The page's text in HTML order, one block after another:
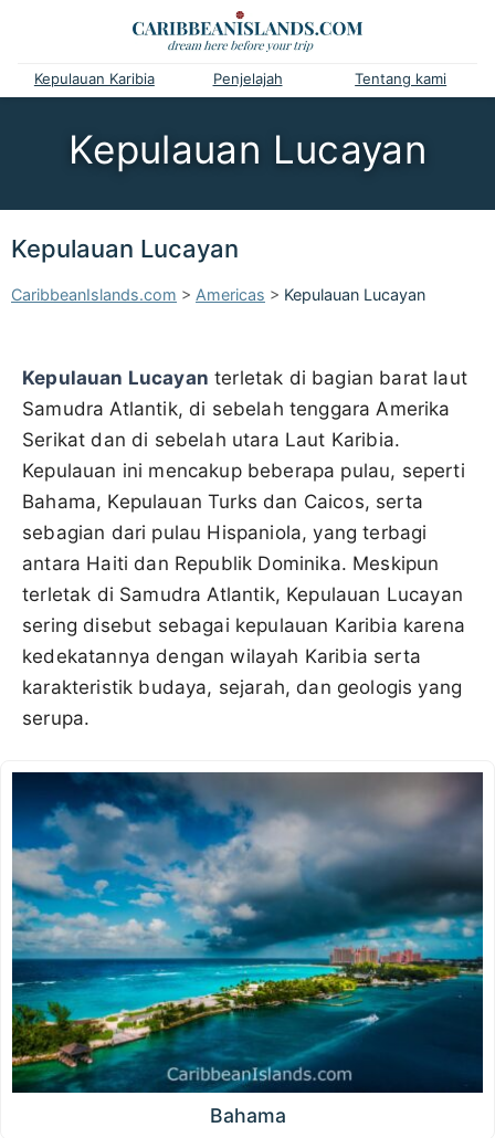
Kepulauan Karibia Penjelajah Tentang kami
Kepulauan Lucayan
Kepulauan Lucayan
CaribbeanIslands.com > Americas > Kepulauan Lucayan
Kepulauan Lucayan terletak di bagian barat laut
Samudra Atlantik, di sebelah tenggara Amerika
Serikat dan di sebelah utara Laut Karibia.
Kepulauan ini mencakup beberapa pulau, seperti
Bahama, Kepulauan Turks dan Caicos, serta
sebagian dari pulau Hispaniola, yang terbagi
antara Haiti dan Republik Dominika. Meskipun
terletak di Samudra Atlantik, Kepulauan Lucayan
sering disebut sebagai kepulauan Karibia karena
kedekatannya dengan wilayah Karibia serta
karakteristik budaya, sejarah, dan geologis yang
serupa.
Bahama